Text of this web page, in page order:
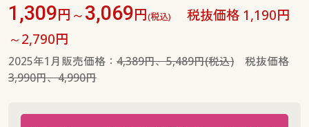
1,309円～3,069円(税込)
税抜価格 1,190円
～2,790円
2025年1月販売価格： 4,389円、5,489円(税込)税抜価格
3,990円、4,990円